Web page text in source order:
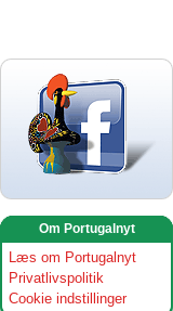
Om Portugalnyt
Læs om Portugalnyt
Privatlivspolitik
Cookie indstillinger